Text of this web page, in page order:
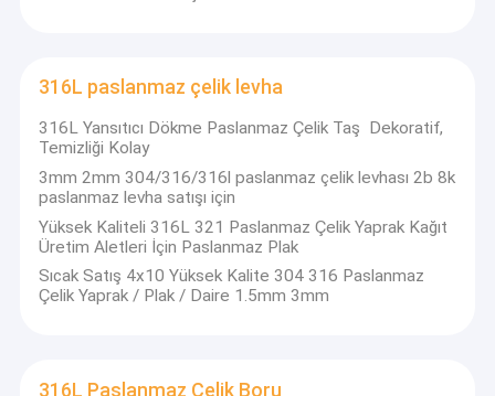
Evde
316L paslanmaz çelik levha
316L Yansıtıcı Dökme Paslanmaz Çelik Taş ️ Dekoratif,
Temizliği Kolay
3mm 2mm 304/316/316l paslanmaz çelik levhası 2b 8k
paslanmaz levha satışı için
Yüksek Kaliteli 316L 321 Paslanmaz Çelik Yaprak Kağıt
Üretim Aletleri İçin Paslanmaz Plak
Sıcak Satış 4x10 Yüksek Kalite 304 316 Paslanmaz
Çelik Yaprak / Plak / Daire 1.5mm 3mm
316L Paslanmaz Çelik Boru
karbon çeliği, paslanmaz çelik, alüminyum alaşımı, aşınmaya